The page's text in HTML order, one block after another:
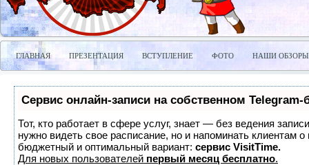
ГЛАВНАЯ ПРЕЗЕНТАЦИЯ ВСТУПЛЕНИЕ ФОТО НАШИ ОБЗОРЫ
Сервис онлайн-записи на собственном Telegram-
Тот, кто работает в сфере услуг, знает — без ведения
нужно видеть свое расписание, но и напоминать клиентам
бюджетный и оптимальный вариант: сервис VisitTime.
Для новых пользователей первый месяц бесплатно.